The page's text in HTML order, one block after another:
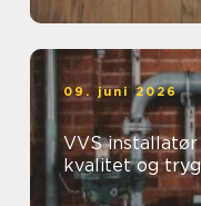
09. juni 2026
VVS
kvalitet og